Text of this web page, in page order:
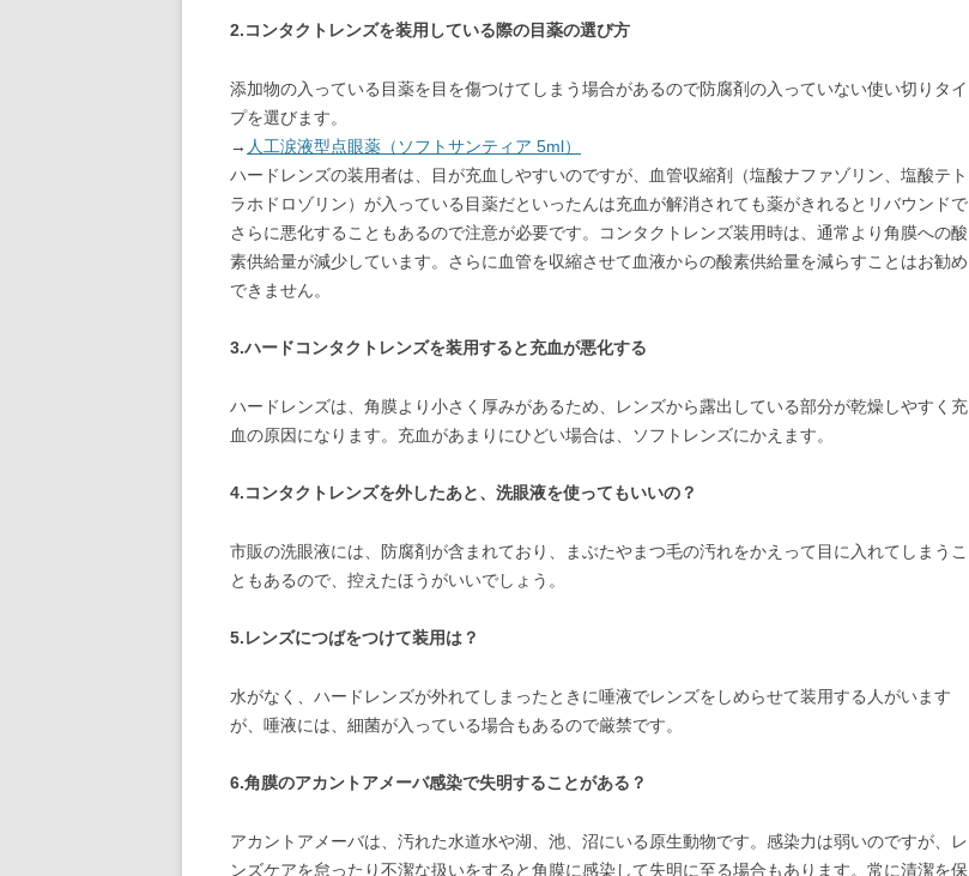
2.コンタクトレンズを装用している際の目薬の選び方
添加物の入っている目薬を目を傷つけてしまう場合があるので防腐剤の入っていない使い切りタイ
プを選びます。
→ 人工涙液型点眼薬（ソフトサンティア 5ml）
ハードレンズの装用者は、目が充血しやすいのですが、血管収縮剤（塩酸ナファゾリン、塩酸テト
ラホドロゾリン）が入っている目薬だといったんは充血が解消されても薬がきれるとリバウンドで
さらに悪化することもあるので注意が必要です。コンタクトレンズ装用時は、通常より角膜への酸
素供給量が減少しています。さらに血管を収縮させて血液からの酸素供給量を減らすことはお勧め
できません。
3.ハードコンタクトレンズを装用すると充血が悪化する
ハードレンズは、角膜より小さく厚みがあるため、レンズから露出している部分が乾燥しやすく充
血の原因になります。充血があまりにひどい場合は、ソフトレンズにかえます。
4.コンタクトレンズを外したあと、洗眼液を使ってもいいの？
市販の洗眼液には、防腐剤が含まれており、まぶたやまつ毛の汚れをかえって目に入れてしまうこ
ともあるので、控えたほうがいいでしょう。
5.レンズにつばをつけて装用は？
水がなく、ハードレンズが外れてしまったときに唾液でレンズをしめらせて装用する人がいます
が、唾液には、細菌が入っている場合もあるので厳禁です。
6.角膜のアカントアメーバ感染で失明することがある？
アカントアメーバは、汚れた水道水や湖、池、沼にいる原生動物です。感染力は弱いのですが、レ
ンズケアを怠ったり不潔な扱いをすると角膜に感染して失明に至る場合もあります。常に清潔を保